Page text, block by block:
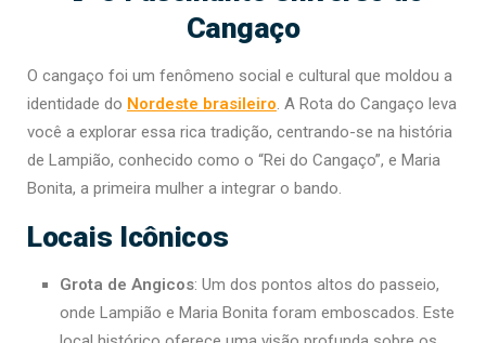
Cangaço
O cangaço foi um fenômeno social e cultural que moldou a
identidade do Nordeste brasileiro. A Rota do Cangaço leva
você a explorar essa rica tradição, centrando-se na história
de Lampião, conhecido como o “Rei do Cangaço”, e Maria
Bonita, a primeira mulher a integrar o bando.
Locais Icônicos
Grota de Angicos: Um dos pontos altos do passeio,
onde Lampião e Maria Bonita foram emboscados. Este